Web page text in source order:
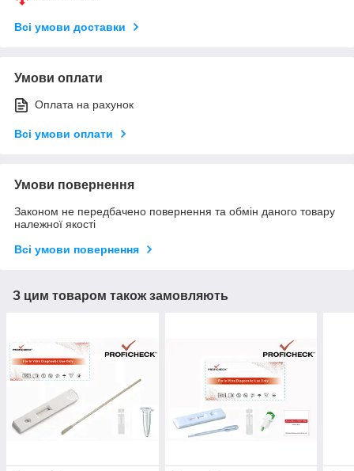
Всі умови доставки
Умови оплати
Оплата на рахунок
Всі умови оплати
Умови повернення
Законом не передбачено повернення та обмін даного товару
належної якості
Всі умови повернення
З цим товаром також замовляють